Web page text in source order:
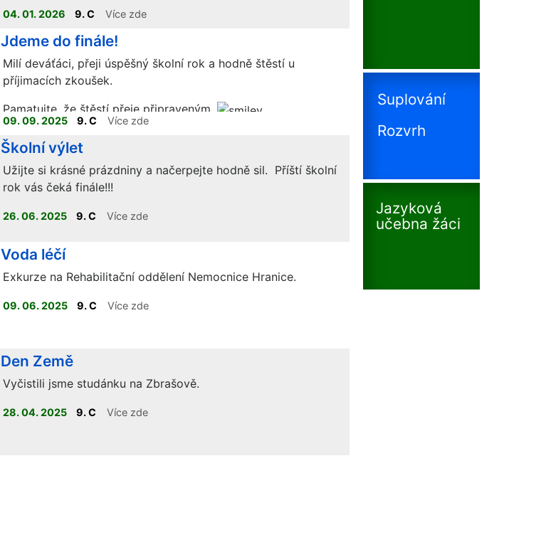
04. 01. 2026 9. C Více zde
Jdeme do finále!
Milí deváťáci, přeji úspěšný školní rok a hodně štěstí u
příjimacích zkoušek.
Pamatujte, že štěstí přeje připraveným.
09. 09. 2025 9. C Více zde
Školní výlet
Užijte si krásné prázdniny a načerpejte hodně sil. Příští školní
rok vás čeká finále!!!
26. 06. 2025 9. C Více zde
Voda léčí
Exkurze na Rehabilitační oddělení Nemocnice Hranice.
09. 06. 2025 9. C Více zde
Den Země
Vyčistili jsme studánku na Zbrašově.
28. 04. 2025 9. C Více zde
Suplování
Rozvrh
Jazyková
učebna žáci